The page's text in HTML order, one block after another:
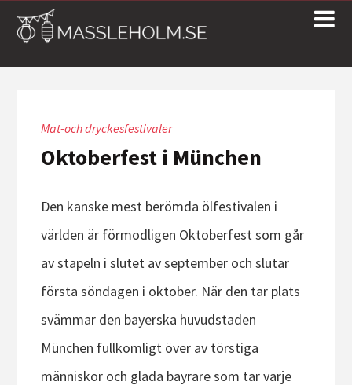
Mat-och dryckesfestivaler
Oktoberfest i München
Den kanske mest berömda ölfestivalen i
världen är förmodligen Oktoberfest som går
av stapeln i slutet av september och slutar
första söndagen i oktober. När den tar plats
svämmar den bayerska huvudstaden
München fullkomligt över av törstiga
människor och glada bayrare som tar varje